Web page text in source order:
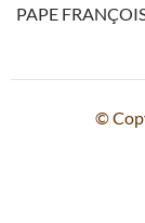
PAPE
©